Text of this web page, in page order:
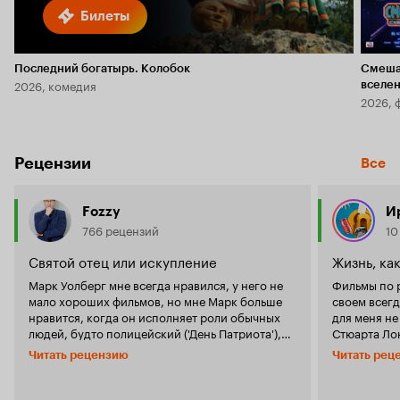
Билеты
Последний богатырь. Колобок
2026, комедия
2026,
Рецензии Все
Fozzy
766 рецензий
Святой отец или искупление
Марк Уолберг мне всегда нравился, у него не
мало хороших фильмов, но мне Марк больше
нравится, когда он исполняет роли обычных
людей, будто полицейский ('День Патриота'),
будто военный ('Уцелевший'), будто обычный
работяга ('Глубоководный горизонт'), бывший
Читать рецензию
Жизнь,
Фильмы по
своем
для меня
Стюарта
начале
себе.
Читать